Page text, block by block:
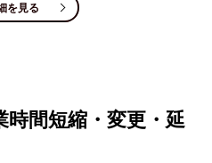
を見る
間短縮・変更・延